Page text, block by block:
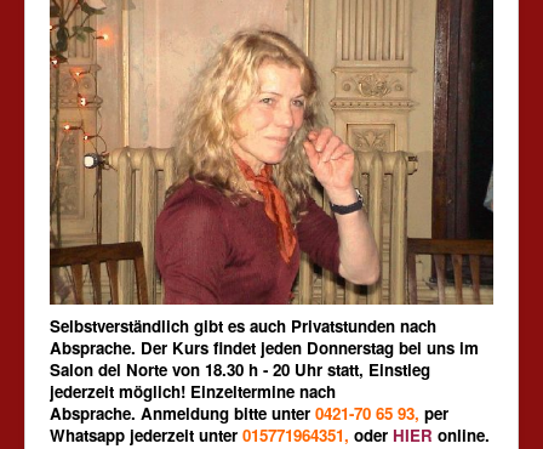
Selbstverständlich gibt es auch Privatstunden nach
Absprache. Der Kurs findet jeden Donnerstag bei uns im
Salon del Norte von 18.30 h - 20 Uhr statt, Einstieg
jederzeit möglich! Einzeltermine nach
Absprache. Anmeldung bitte unter 0421-70 65 93, per
Whatsapp jederzeit unter 015771964351, oder HIER online.